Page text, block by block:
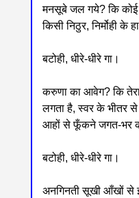
मनसूबे जल गये? कि कोई
किसी निठुर, निर्मोही के
बटोही, धीरे-धीरे गा।
करुणा का आवेग? कि
लगता है, स्वर के भीतर
आहों से फूँकने जगत-भर
बटोही, धीरे-धीरे गा।
अनगिनती सूखी आँखों से